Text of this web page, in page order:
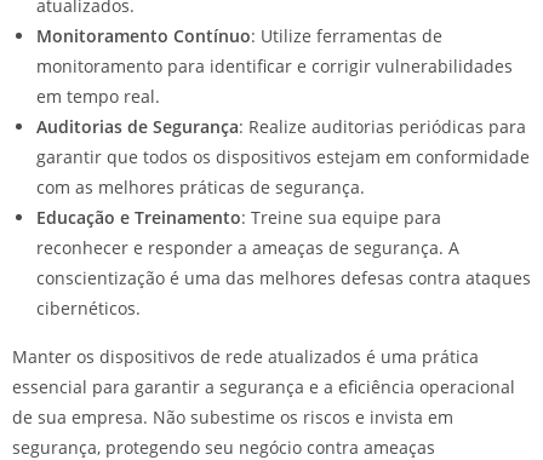
atualizados.
Monitoramento Contínuo: Utilize ferramentas de
monitoramento para identificar e corrigir vulnerabilidades
em tempo real.
Auditorias de Segurança: Realize auditorias periódicas para
garantir que todos os dispositivos estejam em conformidade
com as melhores práticas de segurança.
Educação e Treinamento: Treine sua equipe para
reconhecer e responder a ameaças de segurança. A
conscientização é uma das melhores defesas contra ataques
cibernéticos.
Manter os dispositivos de rede atualizados é uma prática
essencial para garantir a segurança e a eficiência operacional
de sua empresa. Não subestime os riscos e invista em
segurança, protegendo seu negócio contra ameaças